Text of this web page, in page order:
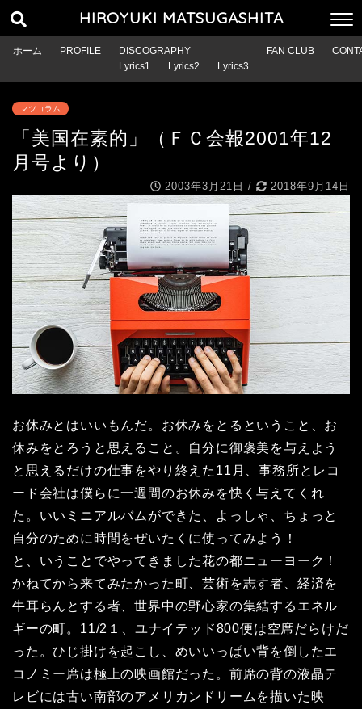
HIROYUKI MATSUGASHITA
ホーム PROFILE
DISCOGRAPHY
Lyrics1
Lyrics2 Lyrics3
FAN CLUB
マツコラム
「美国在素的」（ＦＣ会報2001年12
月号より）
2003年3月21日 / 2018年9月14日
お休みとはいいもんだ。お休みをとるということ、お
休みをとろうと思えること。自分に御褒美を与えよう
と思えるだけの仕事をやり終えた11月、事務所とレコ
ード会社は僕らに一週間のお休みを快く与えてくれ
た。いいミニアルバムができた、よっしゃ、ちょっと
自分のために時間をぜいたくに使ってみよう！
と、いうことでやってきました花の都ニューヨーク！
かねてから来てみたかった町、芸術を志す者、経済を
牛耳らんとする者、世界中の野心家の集結するエネル
ギーの町。11/2１、ユナイテッド800便は空席だらけだ
った。ひじ掛けを起こし、めいいっぱい背を倒したエ
コノミー席は極上の映画館だった。前席の背の液晶テ
レビには古い南部のアメリカンドリームを描いた映